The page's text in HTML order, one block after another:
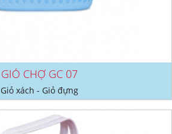
GIỎ CHỢ GC 07
Giỏ xách - Giỏ đựng